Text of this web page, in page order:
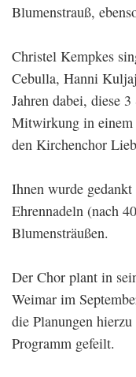
Blumenstrauß,
Christel Kempkes
Cebulla, Hanni
Jahren dabei, diese
Mitwirkung in
den Kirchenchor
Ihnen wurde
Ehrennadeln (nach
Blumensträußen.
Der Chor plant in
Weimar im
die Planungen
Programm gefeilt.